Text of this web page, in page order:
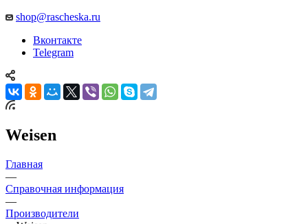
shop@rascheska.ru
Вконтакте
Telegram
Weisen
Главная
—
Справочная информация
—
Производители